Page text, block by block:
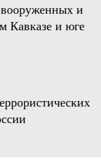
и
Кавказе и юге